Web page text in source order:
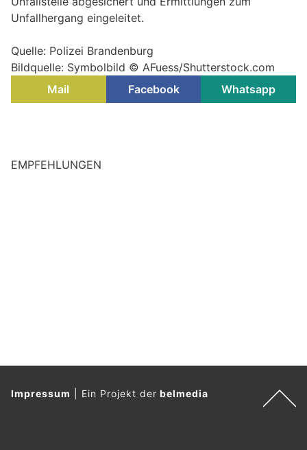
Unfallhergang eingeleitet.
Quelle: Polizei Brandenburg
Bildquelle: Symbolbild © AFuess/Shutterstock.com
Mail
Facebook Whatsapp
EMPFEHLUNGEN
Impressum Ein Projekt derbelmedia